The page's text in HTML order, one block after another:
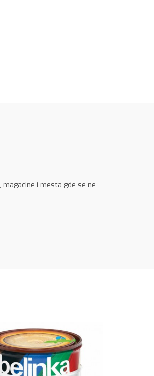
magacine i mesta gde se ne